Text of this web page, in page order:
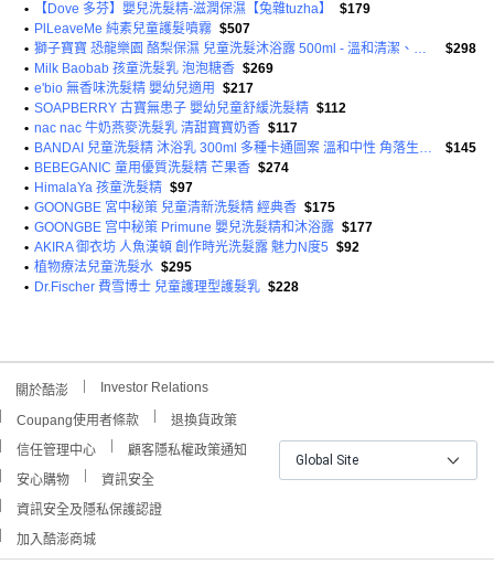
• 【Dove 多芬】嬰兒洗髮精-滋潤保濕【兔雜tuzha】
$179
• PlLeaveMe 純素兒童護髮噴霧 $507
•
獅子寶寶 恐龍樂園 酪梨保濕 兒童洗髮沐浴露 500ml - 溫和清潔、滋潤保濕
$298
• Milk Baobab 孩童洗髮乳 泡泡糖香 $269
• e'bio 無香味洗髮精 嬰幼兒適用
$217
• SOAPBERRY 古寶無患子 嬰幼兒童舒緩洗髮精 $112
• nac nac 牛奶燕麥洗髮乳 清甜寶寶奶香 $117
•
BANDAI 兒童洗髮精 沐浴乳 300ml 多種卡通圖案 溫和中性 角落生物洗髮精
$145
• BEBEGANIC 童用優質洗髮精 芒果香 $274
• HimalaYa 孩童洗髮精 $97
• GOONGBE 宮中秘策 兒童清新洗髮精 經典香 $175
• GOONGBE 宫中秘策 Primune 嬰兒洗髮精和沐浴露 $177
• AKIRA 御衣坊 人魚漢頓 創作時光洗髮露 魅力N度5 $92
• 植物療法兒童洗髮水 $295
• Dr.Fischer 費雪博士 兒童護理型護髮乳 $228
關於酷澎 Investor Relations
Coupang使用者條款
退換貨政策
信任管理中心
顧客隱私權政策通知
安心購物
資訊安全
資訊安全及隱私保護認證
加入酷澎商城
Global Site